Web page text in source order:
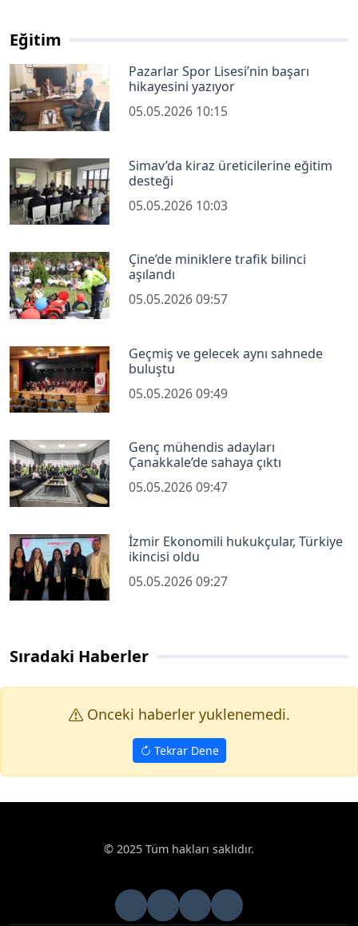
Eğitim
Pazarlar Spor Lisesi’nin başarı
hikayesini yazıyor
05.05.2026 10:15
Simav’da kiraz üreticilerine eğitim
desteği
05.05.2026 10:03
Çine’de miniklere trafik bilinci
aşılandı
05.05.2026 09:57
Geçmiş ve gelecek aynı sahnede
buluştu
05.05.2026 09:49
Genç mühendis adayları
Çanakkale’de sahaya çıktı
05.05.2026 09:47
İzmir Ekonomili hukukçular, Türkiye
ikincisi oldu
05.05.2026 09:27
Sıradaki Haberler
Onceki haberler yuklenemedi.
Tekrar Dene
© 2025 Tüm hakları saklıdır.